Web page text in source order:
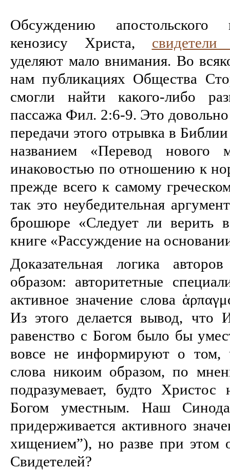
Обсуждению апостольского
кенозису Христа,
уделяют мало внимания. Во
нам публикациях Общества
смогли найти какого-либо
пассажа Фил. 2:6-9. Это довольно
передачи этого отрывка в
названием «Перевод нового
инаковостью по отношению к
прежде всего к самому
так это неубедительная
брошюре «Следует ли верить
книге «Рассуждение на
Доказательная логика
образом: авторитетные
активное значение слова
Из этого делается вывод, что
равенство с Богом было бы
вовсе не информируют о том,
слова никоим образом, по
подразумевает, будто Христос
Богом уместным. Наш
придерживается активного
хищением”), но разве при этом
Свидетелей?